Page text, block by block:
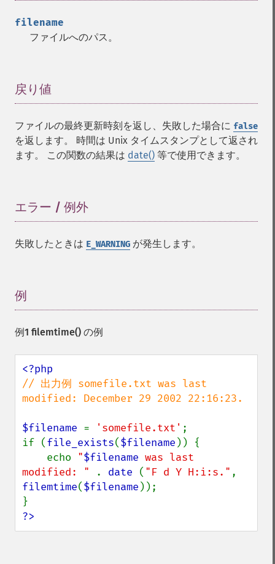
filename
ファイルへのパス。
戻り値
ファイルの最終更新時刻を返し、失敗した場合に false
を返します。 時間は Unix タイムスタンプとして返され
ます。 この関数の結果は date() 等で使用できます。
エラー / 例外
失敗したときは E_WARNING が発生します。
例
例1 filemtime() の例
// 出力例 somefile.txt was last
modified: December 29 2002 22:16:23.
$filename = 'somefile.txt' ;
if (file_exists($filename )) {
    echo
"$filename was last
modified: "
. date ( "F d Y H:i:s."
filemtime($filename ));
?>